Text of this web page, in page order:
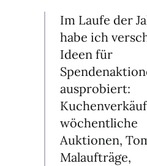
Im Laufe der
habe ich
Ideen für
ausprobiert:
wöchentliche
Auktionen,
Malaufträge,